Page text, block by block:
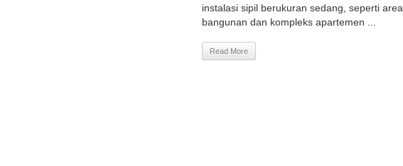
instalasi sipil berukuran sedang, seperti area
bangunan dan kompleks apartemen ...
Read More